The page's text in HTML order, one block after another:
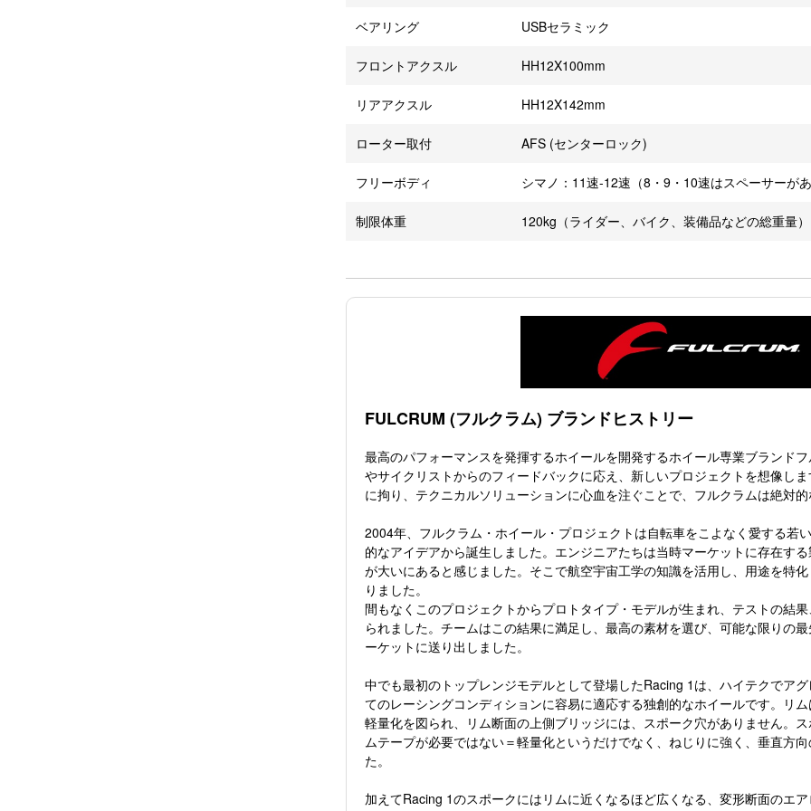
ベアリング USBセラミック
フロントアクスル HH12X100mm
リアアクスル HH12X142mm
ローター取付 AFS (センターロック)
フリーボディ シマノ：11速-12速（8・9・10速はスペーサーがあ
制限体重 120kg（ライダー、バイク、装備品などの総重量）
FULCRUM (フルクラム) ブランドヒストリー
最高のパフォーマンスを発揮するホイールを開発するホイール専業ブランド
やサイクリストからのフィードバックに応え、新しいプロジェクトを想像し
に拘り、テクニカルソリューションに心血を注ぐことで、フルクラムは絶対的
2004年、フルクラム・ホイール・プロジェクトは自転車をこよなく愛する若
的なアイデアから誕生しました。エンジニアたちは当時マーケットに存在す
が大いにあると感じました。そこで航空宇宙工学の知識を活用し、用途を特
りました。
間もなくこのプロジェクトからプロトタイプ・モデルが生まれ、テストの結
られました。チームはこの結果に満足し、最高の素材を選び、可能な限りの
ーケットに送り出しました。
中でも最初のトップレンジモデルとして登場したRacing 1は、ハイテクでア
てのレーシングコンディションに容易に適応する独創的なホイールです。リ
軽量化を図られ、リム断面の上側ブリッジには、スポーク穴がありません。
ムテープが必要ではない＝軽量化というだけでなく、ねじりに強く、垂直方
た。
加えてRacing 1のスポークにはリムに近くなるほど広くなる、変形断面のエ